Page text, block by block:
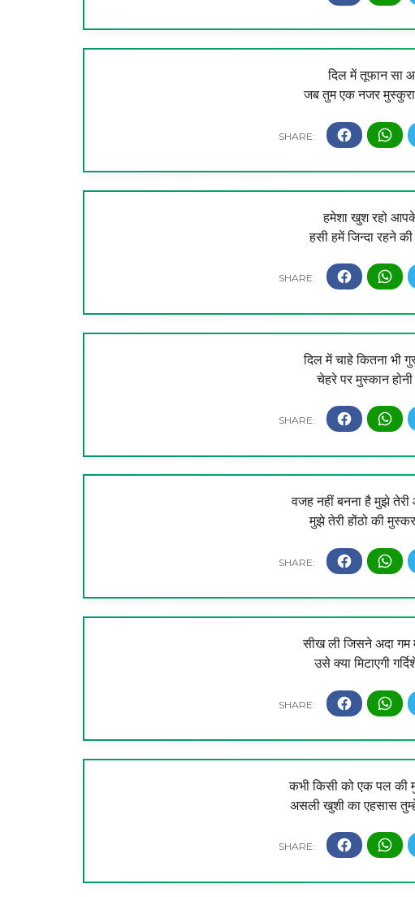
दिल में तूफान सा
जब तुम एक नजर
हमेशा खुश रहो आपके
हसी हमें जिन्दा रहने
दिल में चाहे कितना भी
चेहरे पर मुस्कान होनी
वजह नहीं बनना है मुझे
मुझे तेरी होंठो की
सीख ली जिसने अदा गम
उसे क्या मिटाएगी
कभी किसी को एक पल की
असली खुशी का एहसास